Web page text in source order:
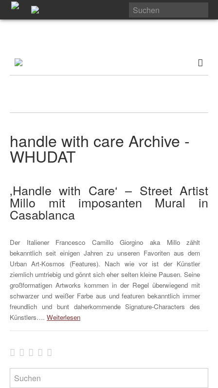
handle with care Archive -
WHUDAT
‚Handle with Care‘ – Street Artist
Millo mit imposanten Mural in
Casablanca
Der Italiener Francesco Camillo Giorgino aka Millo zählt
bekanntlich seit einigen Jahren zu unseren Favoriten aus dem
Urban Art-Kosmos (Features). Nach wie vor ist der Künstler
ziemlich umtriebig und gönnt sich eher selten kleine Pausen. Seine
großformatigen Artworks kommen in der Regel überwiegend mit
schwarzer und weißer Farbe aus und featuren bekanntlich immer
freundlich und bunt daherkommende Signature-Characters des
Künstlers…. Weiterlesen